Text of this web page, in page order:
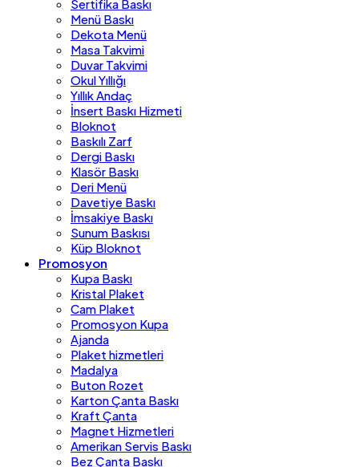
Sertifika Baskı
Menü Baskı
Dekota Menü
Masa Takvimi
Duvar Takvimi
Okul Yıllığı
Yıllık Andaç
İnsert Baskı Hizmeti
Bloknot
Baskılı Zarf
Dergi Baskı
Klasör Baskı
Deri Menü
Davetiye Baskı
İmsakiye Baskı
Sunum Baskısı
Küp Bloknot
Promosyon
Kupa Baskı
Kristal Plaket
Cam Plaket
Promosyon Kupa
Ajanda
Plaket hizmetleri
Madalya
Buton Rozet
Karton Çanta Baskı
Kraft Çanta
Magnet Hizmetleri
Amerikan Servis Baskı
Bez Çanta Baskı